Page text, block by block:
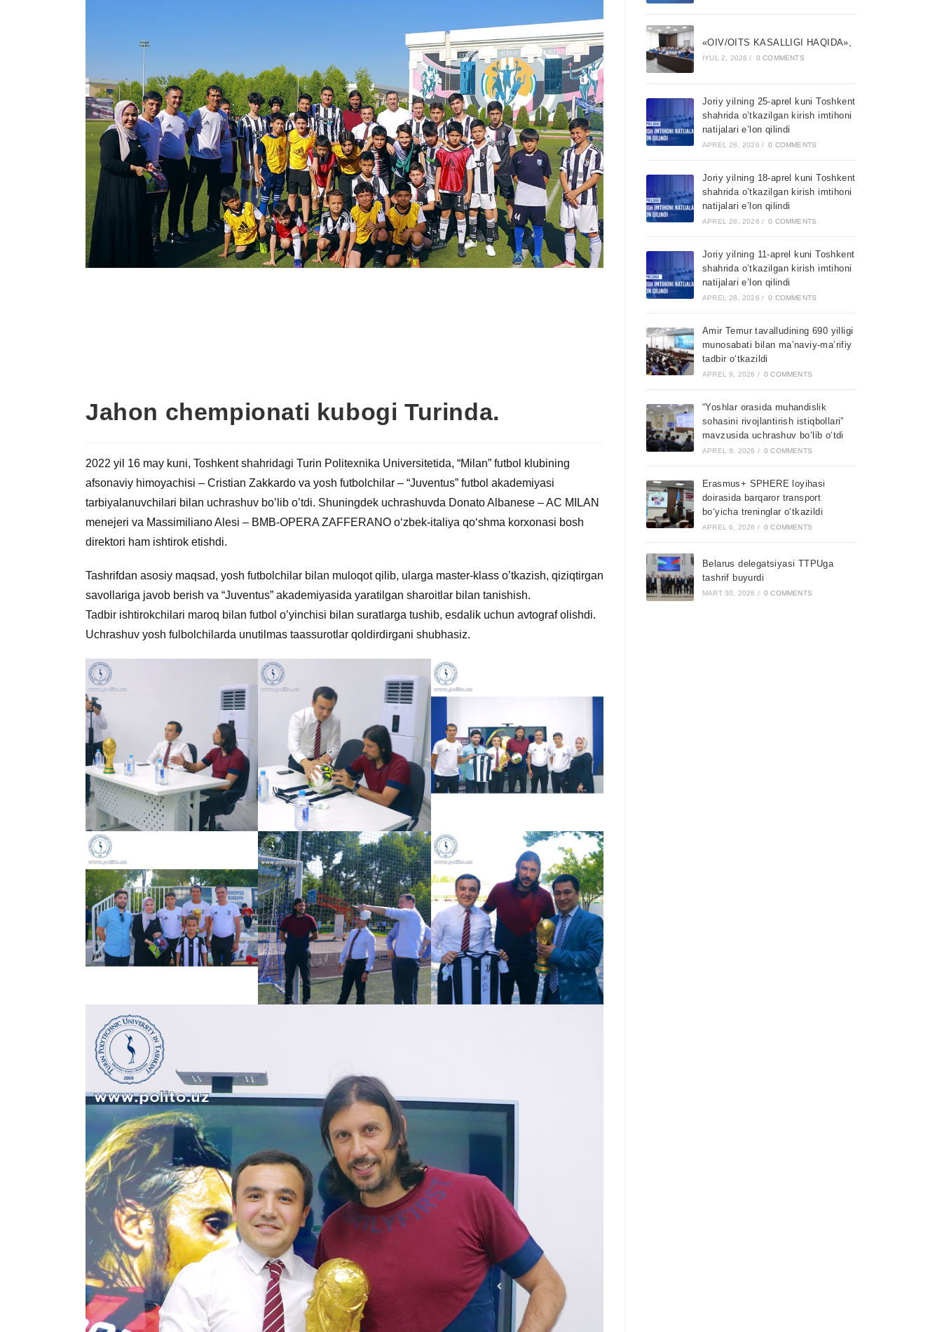
Jahon chempionati kubogi Turinda.
2022 yil 16 may kuni, Toshkent shahridagi Turin Politexnika Universitetida, “Milan” futbol klubining
afsonaviy himoyachisi – Cristian Zakkardo va yosh futbolchilar – “Juventus” futbol akademiyasi
tarbiyalanuvchilari bilan uchrashuv bo’lib o’tdi. Shuningdek uchrashuvda Donato Albanese – AC MILAN
menejeri va Massimiliano Alesi – BMB-OPERA ZAFFERANO o‘zbek-italiya qo‘shma korxonasi bosh
direktori ham ishtirok etishdi.
Tashrifdan asosiy maqsad, yosh futbolchilar bilan muloqot qilib, ularga master-klass o’tkazish, qiziqtirgan
savollariga javob berish va “Juventus” akademiyasida yaratilgan sharoitlar bilan tanishish.
Tadbir ishtirokchilari maroq bilan futbol o’yinchisi bilan suratlarga tushib, esdalik uchun avtograf olishdi.
Uchrashuv yosh fulbolchilarda unutilmas taassurotlar qoldirdirgani shubhasiz.
«OIV/OITS KASALLIGI HAQIDA»,
IYUL 2, 2026 / 0 COMMENTS
Joriy yilning 25-aprel kuni Toshkent
shahrida o’tkazilgan kirish imtihoni
natijalari e’lon qilindi
APREL 28, 2026 / 0 COMMENTS
Joriy yilning 18-aprel kuni Toshkent
shahrida o’tkazilgan kirish imtihoni
natijalari e’lon qilindi
APREL 28, 2026 / 0 COMMENTS
Joriy yilning 11-aprel kuni Toshkent
shahrida o’tkazilgan kirish imtihoni
natijalari e’lon qilindi
APREL 28, 2026 / 0 COMMENTS
Amir Temur tavalludining 690 yilligi
munosabati bilan ma’naviy-ma’rifiy
tadbir o‘tkazildi
APREL 9, 2026 / 0 COMMENTS
“Yoshlar orasida muhandislik
sohasini rivojlantirish istiqbollari”
mavzusida uchrashuv bo‘lib o‘tdi
APREL 8, 2026 / 0 COMMENTS
Erasmus+ SPHERE loyihasi
doirasida barqaror transport
bo‘yicha treninglar o‘tkazildi
APREL 6, 2026 / 0 COMMENTS
Belarus delegatsiyasi TTPUga
tashrif buyurdi
MART 30, 2026 / 0 COMMENTS